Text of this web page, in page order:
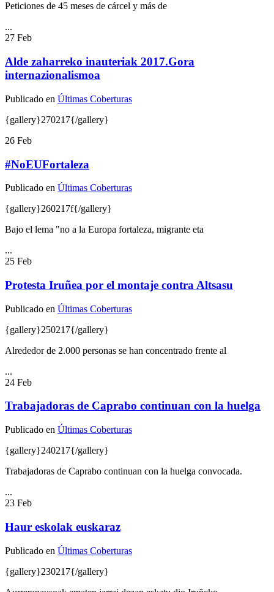
Peticiones de 45 meses de cárcel y más de
...
27 Feb
Alde zaharreko inauteriak 2017.Gora
internazionalismoa
Publicado en Últimas Coberturas
{gallery}270217{/gallery}
26 Feb
#NoEUFortaleza
Publicado en Últimas Coberturas
{gallery}260217f{/gallery}
Bajo el lema "no a la Europa fortaleza, migrante eta
...
25 Feb
Protesta Iruñea por el montaje contra Altsasu
Publicado en Últimas Coberturas
{gallery}250217{/gallery}
Alrededor de 2.000 personas se han concentrado frente al
...
24 Feb
Trabajadoras de Caprabo continuan con la huelga
Publicado en Últimas Coberturas
{gallery}240217{/gallery}
Trabajadoras de Caprabo continuan con la huelga convocada.
...
23 Feb
Haur eskolak euskaraz
Publicado en Últimas Coberturas
{gallery}230217{/gallery}